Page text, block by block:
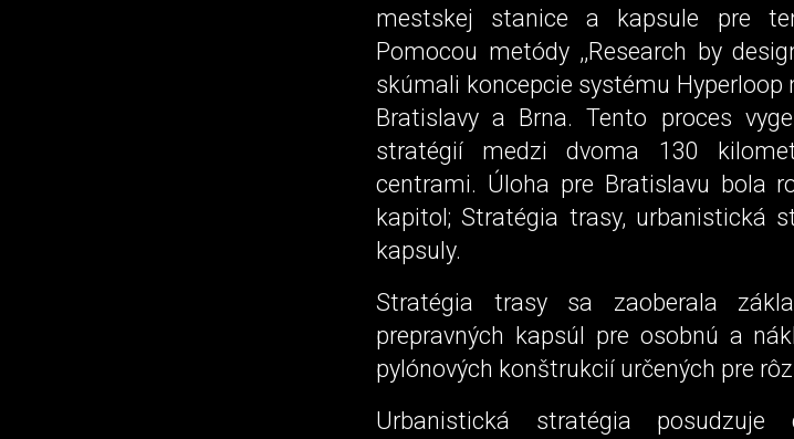
mestskej stanice a kapsule pre
Pomocou metódy ,,Research by
skúmali koncepcie systému Hyperloop
Bratislavy a Brna. Tento proces
stratégií medzi dvoma 130
centrami. Úloha pre Bratislavu bola
kapitol; Stratégia trasy, urbanistická
kapsuly.
Stratégia trasy sa zaoberala
prepravných kapsúl pre osobnú a
pylónových konštrukcií určených pre
Urbanistická stratégia posudzuje